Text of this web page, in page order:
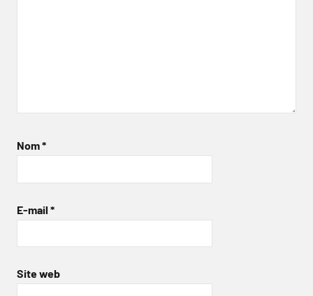
Nom*
E-mail *
Site web